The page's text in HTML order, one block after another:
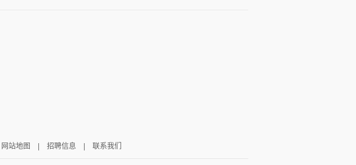
网站地图 招聘信息 联系我们